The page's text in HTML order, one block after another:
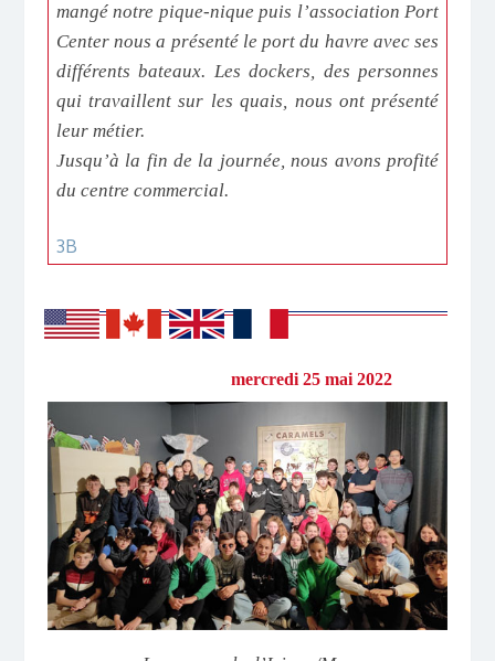
mangé notre pique-nique puis l’association Port
Center nous a présenté le port du havre avec ses
différents bateaux. Les dockers, des personnes
qui travaillent sur les quais, nous ont présenté
leur métier.
Jusqu’à la fin de la journée, nous avons profité
du centre commercial.
3B
mercredi 25 mai 2022